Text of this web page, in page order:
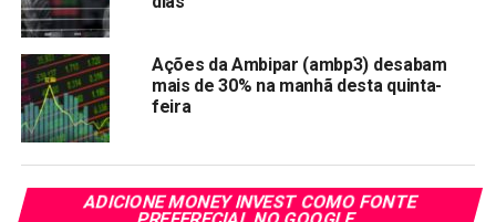
João Piran De Arruda do cargo de diretor financeiro,
decisão aprovada pelo conselho de administração. Vale
lembrar que alterações desse porte costumam gerar
incertezas, só que também podem sinalizar uma tentativa
de reorganização estratégica.
Incertezas dividem os
Ações da Ambipar (ambp3) desabam
mais de 30% na manhã desta quinta-
feira
ADICIONE MONEY INVEST COMO FONTE